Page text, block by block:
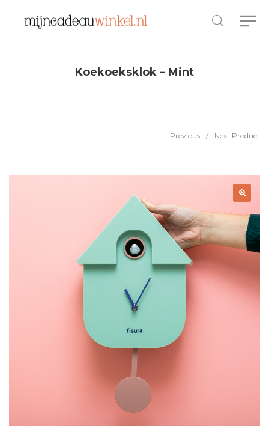
Koekoeksklok – Mint
Previous / Next Product